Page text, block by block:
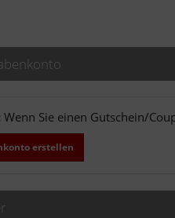
Wenn Sie einen Gutschein/
erstellen